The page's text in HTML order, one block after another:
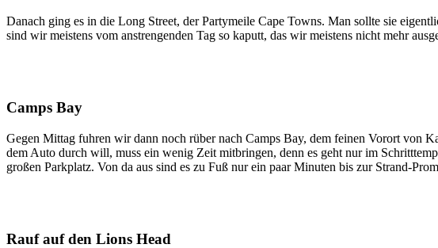
Danach ging es in die Long Street, der Partymeile Cape Towns. Man sollte sie
sind wir meistens vom anstrengenden Tag so kaputt, das wir meistens nicht mehr
Camps Bay
Gegen Mittag fuhren wir dann noch rüber nach Camps Bay, dem feinen Vorort von
dem Auto durch will, muss ein wenig Zeit mitbringen, denn es geht nur im
großen Parkplatz. Von da aus sind es zu Fuß nur ein paar Minuten bis zur Strand-
Rauf auf den Lions Head